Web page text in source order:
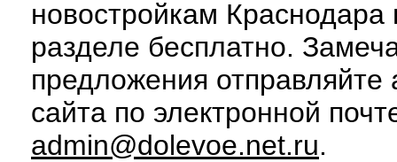
новостройкам
разделе бесплатно.
предложения отправляйте
сайта по электронной
admin@dolevoe.net.ru.